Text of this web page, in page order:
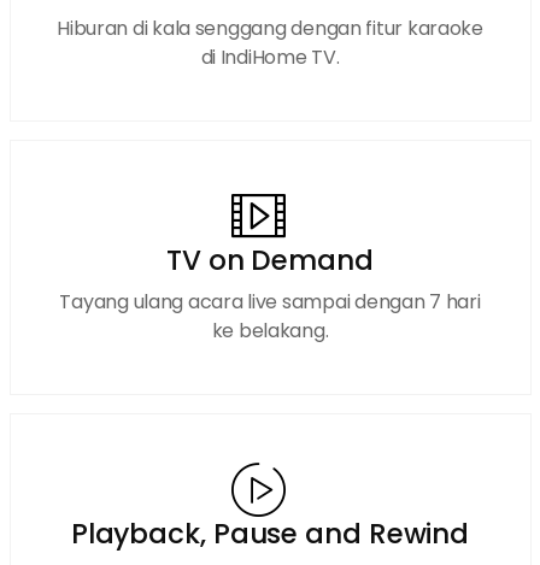
Hiburan di kala senggang dengan fitur karaoke
di IndiHome TV.
TV on Demand
Tayang ulang acara live sampai dengan 7 hari
ke belakang.
Playback, Pause and Rewind